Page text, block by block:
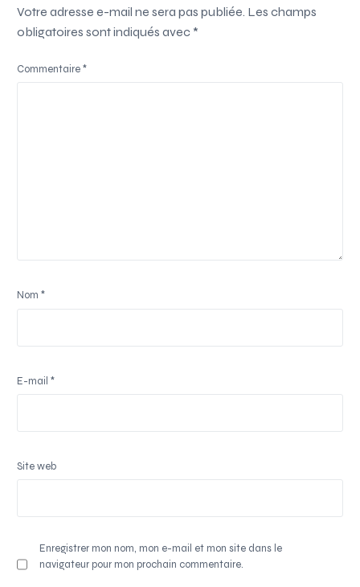
Votre adresse e-mail ne sera pas publiée. Les champs
obligatoires sont indiqués avec *
Commentaire*
Nom*
E-mail*
Site web
Enregistrer mon nom, mon e-mail et mon site dans le
navigateur pour mon prochain commentaire.